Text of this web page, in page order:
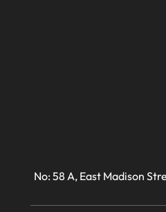
No: 58 A, East Madison